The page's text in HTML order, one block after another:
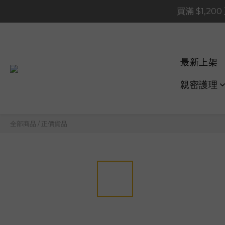
買滿
買滿
📢 系統維護通知 –
買滿
最新上架
親密護理
全部商品 / 正價貨品